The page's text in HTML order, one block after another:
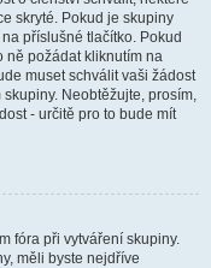
skryté. Pokud je skupiny
příslušné tlačítko. Pokud
ně požádat kliknutím na
muset schválit vaši žádost
Neobtěžujte, prosím,
- určitě pro to bude mít
fóra při vytváření skupiny.
měli byste nejdříve